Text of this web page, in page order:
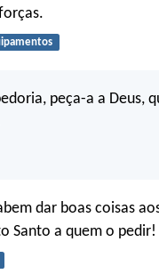
peça-a a Deus,
dar boas coisas
Santo a quem o pedir!